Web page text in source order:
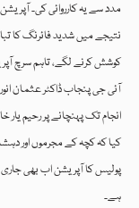
مدد سے یہ کارروائی کی۔
نتیجے میں شدید فائرنگ کا
کوشش کرنے لگے، تاہم سرچ
آئی جی پنجاب ڈاکٹر عثمان
انجام تک پہنچانے پر رحیم
کیا کہ کچہ کے مجرموں اور
پولیس کا آپریشن اب بھی جاری
ہے۔